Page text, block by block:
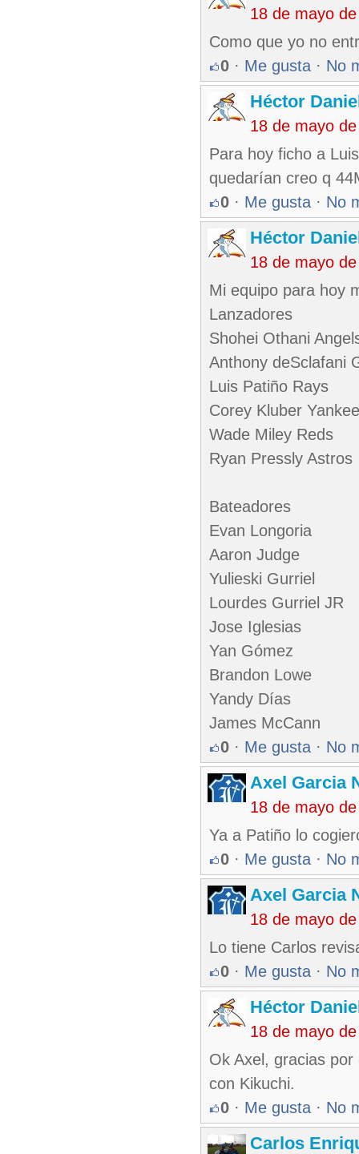
18 de mayo
Como que yo no
0 · Me gusta · No
Héctor
18 de mayo
Para hoy ficho a
quedarían creo q
0 · Me gusta · No
Héctor
18 de mayo
Mi equipo para hoy
Lanzadores
Shohei Othani
Anthony deSclafani
Luis Patiño Rays
Corey Kluber
Wade Miley Reds
Ryan Pressly Astros
Bateadores
Evan Longoria
Aaron Judge
Yulieski Gurriel
Lourdes Gurriel JR
Jose Iglesias
Yan Gómez
Brandon Lowe
Yandy Días
James McCann
0 · Me gusta · No
Axel Garcia
18 de mayo
Ya a Patiño lo
0 · Me gusta · No
Axel Garcia
18 de mayo
Lo tiene Carlos
0 · Me gusta · No
Héctor
18 de mayo
Ok Axel, gracias
con Kikuchi.
0 · Me gusta · No
Carlos